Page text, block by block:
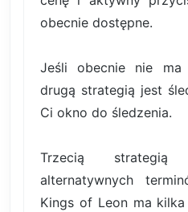
obecnie dostępne.
Jeśli obecnie nie ma
drugą strategią jest
Ci okno do śledzenia.
Trzecią strategią
alternatywnych
Kings of Leon ma